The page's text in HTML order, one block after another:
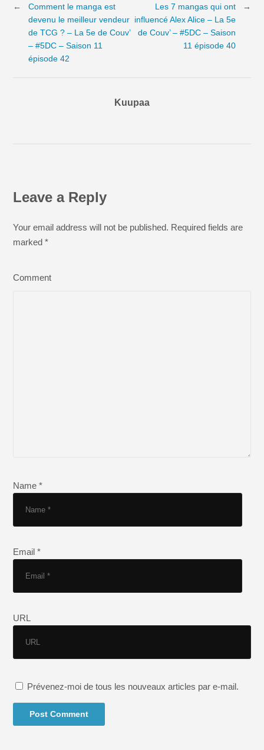
Les 7 mangas qui ont
influencé Alex Alice – La 5e
de Couv’ – #5DC – Saison
11 épisode 40
→
←
Comment le manga est
devenu le meilleur vendeur
de TCG ? – La 5e de Couv’
– #5DC – Saison 11
épisode 42
Kuupaa
Leave a Reply
Your email address will not be published. Required fields are
marked*
Comment
Name *
Email *
URL
Prévenez-moi de tous les nouveaux articles par e-mail.